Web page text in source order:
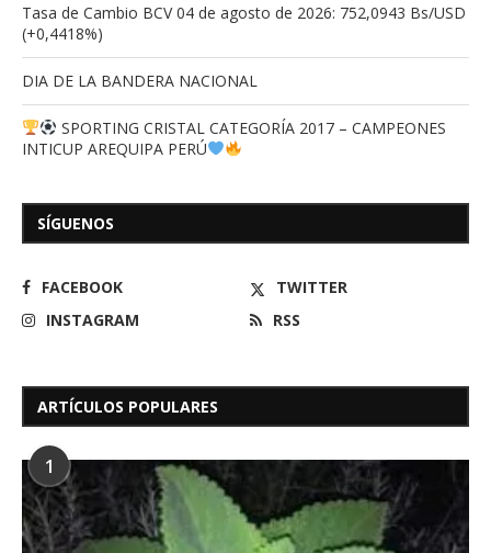
Tasa de Cambio BCV 04 de agosto de 2026: 752,0943 Bs/USD
(+0,4418%)
DIA DE LA BANDERA NACIONAL
SPORTING CRISTAL CATEGORÍA 2017 – CAMPEONES
INTICUP AREQUIPA PERÚ
SÍGUENOS
FACEBOOK
TWITTER
INSTAGRAM
RSS
ARTÍCULOS POPULARES
1